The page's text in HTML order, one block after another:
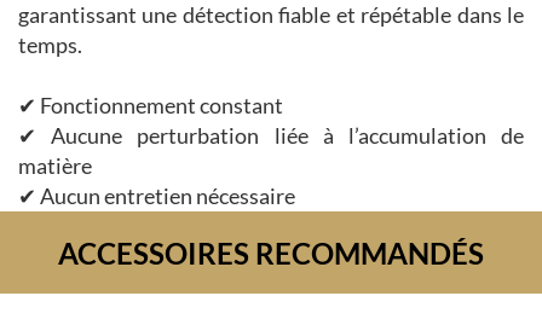
garantissant une détection fiable et répétable dans le
temps.
✔ Fonctionnement constant
✔ Aucune perturbation liée à l’accumulation de
matière
✔ Aucun entretien nécessaire
ACCESSOIRES RECOMMANDÉS